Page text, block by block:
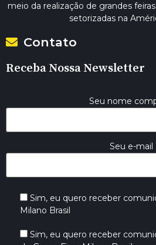
meio da realização de grandes
setorizadas na
Contato
Receba Nossa Newsletter
Seu nome
Seu e-mail
Sim, eu quero receber
Milano Brasil
Sim, eu quero receber